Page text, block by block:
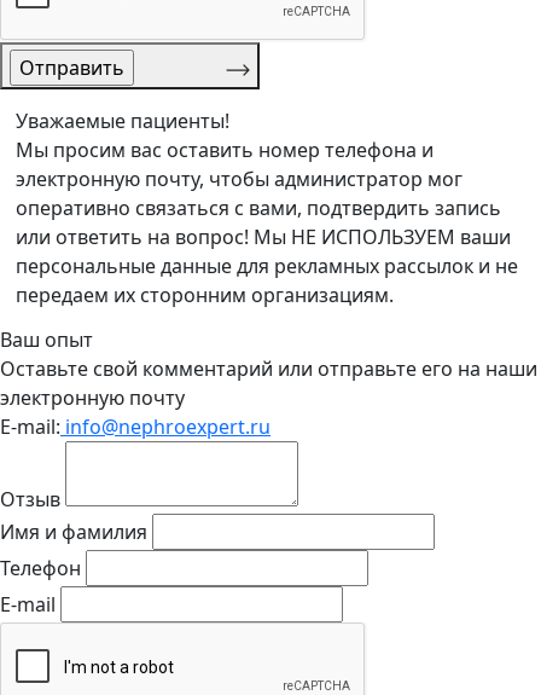
Уважаемые пациенты!
Мы просим вас оставить номер телефона и
электронную почту, чтобы администратор мог
оперативно связаться с вами, подтвердить запись
или ответить на вопрос! Мы НЕ ИСПОЛЬЗУЕМ ваши
персональные данные для рекламных рассылок и не
передаем их сторонним организациям.
Ваш опыт
Оставьте свой комментарий или отправьте его на наши
электронную почту
E-mail: info@nephroexpert.ru
Отзыв
Имя и фамилия
Телефон
E-mail